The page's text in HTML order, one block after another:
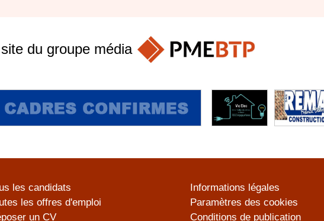
du groupe média
les candidats
les offres d'emploi
un CV
Informations légales
Paramètres des cookies
Conditions de publication